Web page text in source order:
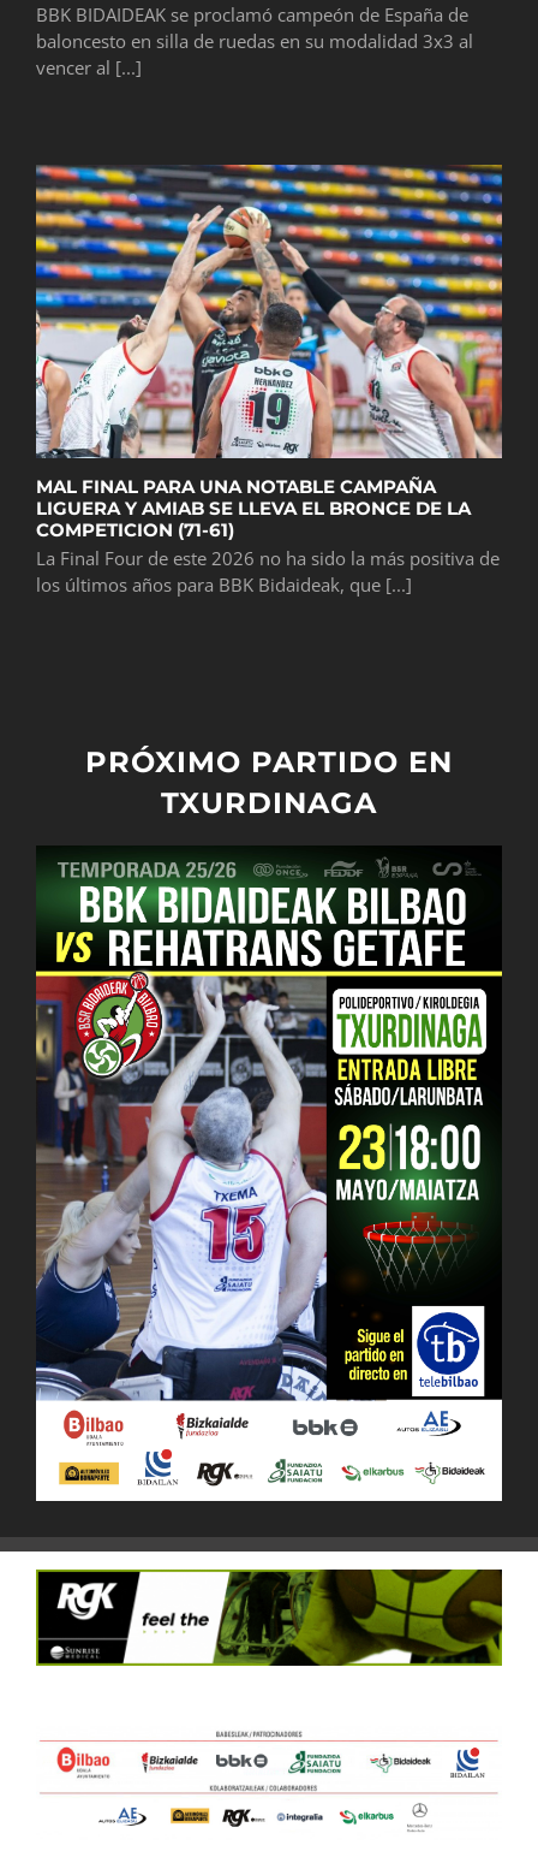
BBK BIDAIDEAK se proclamó campeón de España de
baloncesto en silla de ruedas en su modalidad 3x3 al
vencer al [...]
MAL FINAL PARA UNA NOTABLE CAMPAÑA
LIGUERA Y AMIAB SE LLEVA EL BRONCE DE LA
COMPETICION (71-61)
La Final Four de este 2026 no ha sido la más positiva de
los últimos años para BBK Bidaideak, que [...]
PRÓXIMO PARTIDO EN
TXURDINAGA